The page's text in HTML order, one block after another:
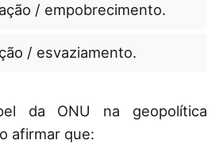
/ empobrecimento.
/ esvaziamento.
da ONU na geopolítica
afirmar que: